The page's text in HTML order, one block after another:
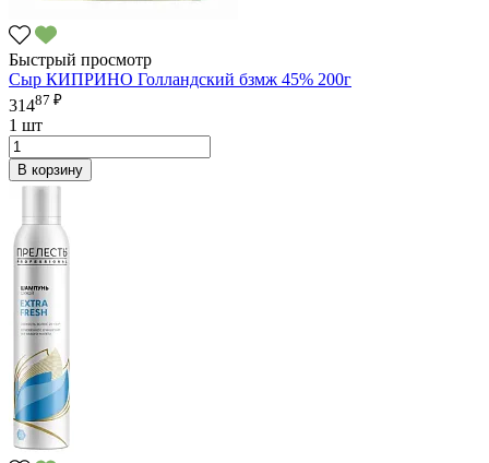
Быстрый просмотр
Сыр КИПРИНО Голландский бзмж 45% 200г
31487 ₽
1 шт
В корзину